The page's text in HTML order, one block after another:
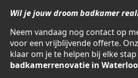
Wil je jouw droom badkamer
Neem vandaag nog contact op
voor een vrijblijvende offerte.
klaar om je te helpen bij elke
badkamerrenovatie in Waterloo